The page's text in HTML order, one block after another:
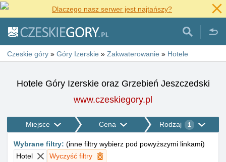
Dlaczego nasz serwer jest najtańszy?
Czeskie góry » Góry Izerskie » Zakwaterowanie » Hotele
Hotele Góry Izerskie oraz Grzebień Jeszczedski
www.czeskiegory.pl
Miejsce Cena Rodzaj 1
Wybrane filtry: (inne filtry wybierz pod powyższymi linkami)
Hotel
Wyczyść filtry